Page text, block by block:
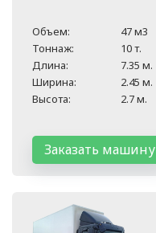
Объем:
47 м3
Тоннаж:
10 т.
Длина:
7.35 м.
Ширина:
2.45 м.
Высота:
2.7 м.
Заказать машину